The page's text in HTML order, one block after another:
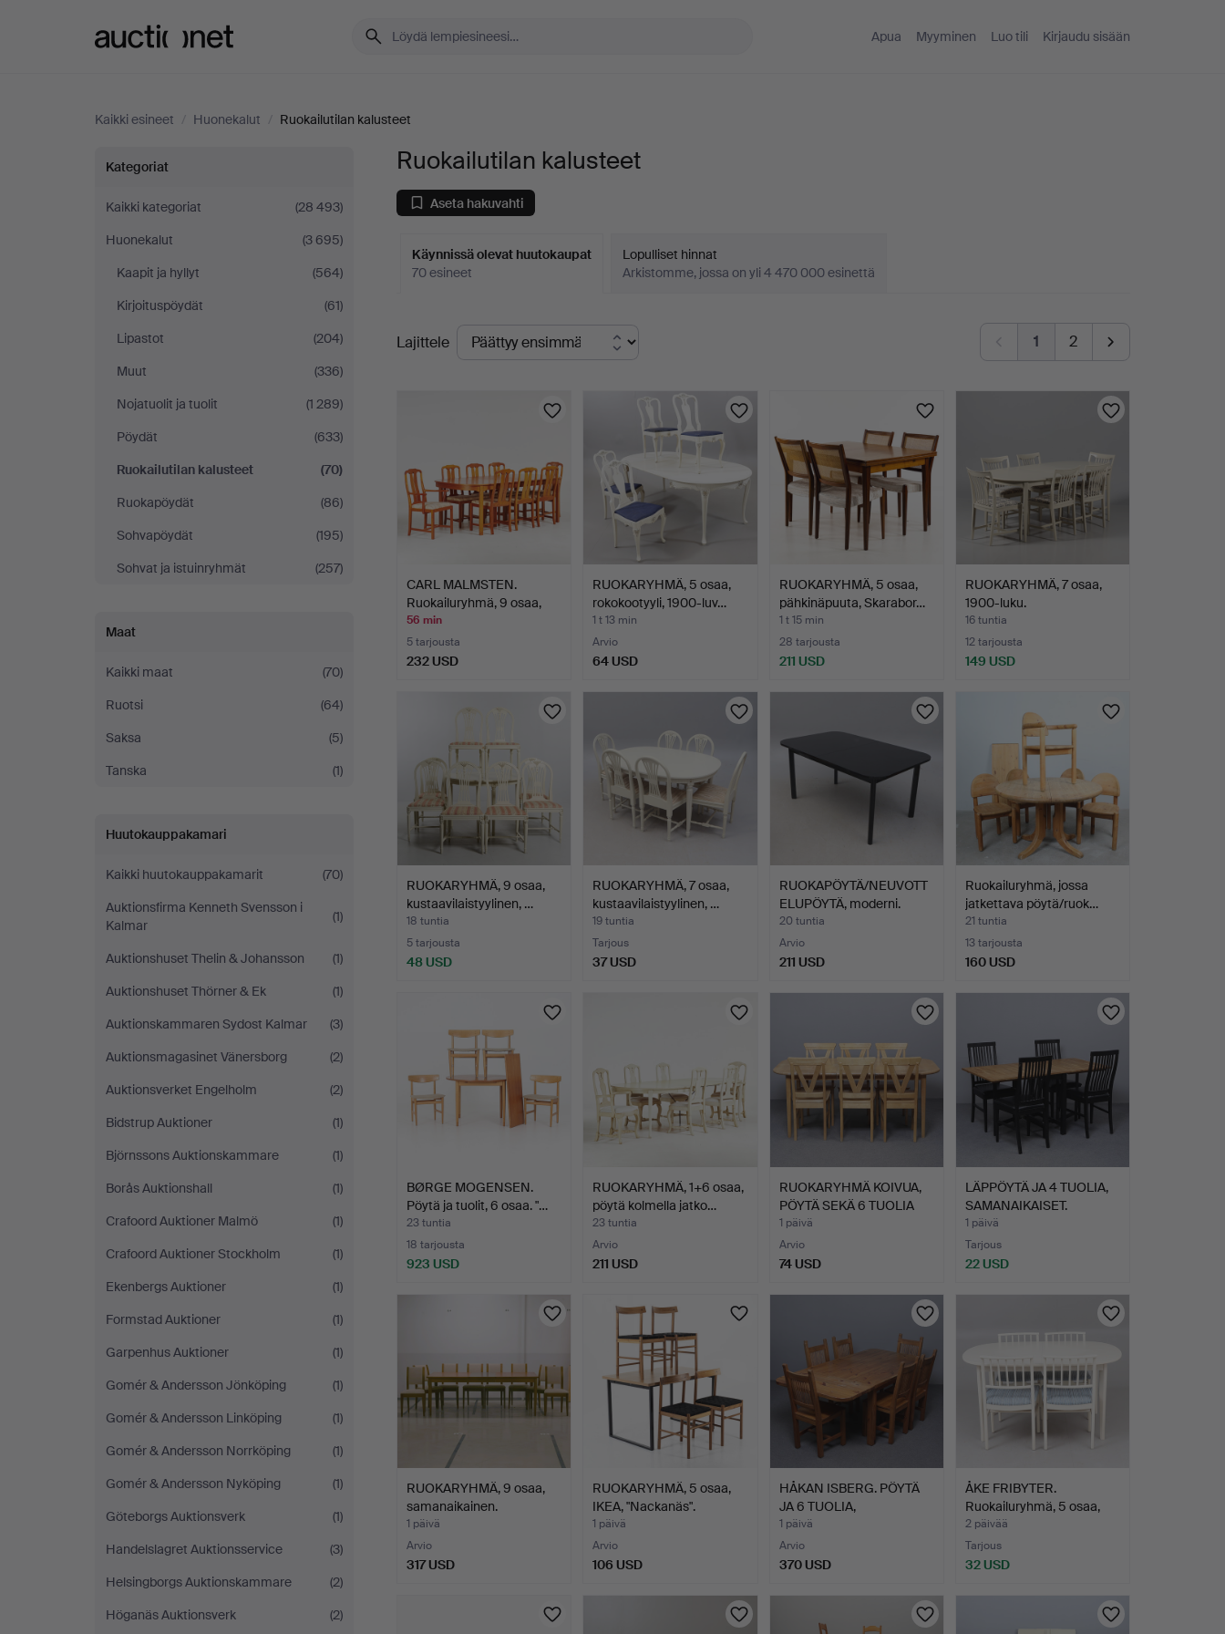
Apua Myyminen Luo tili Kirjaudu sisään
Kaikki esineet / Huonekalut / Ruokailutilan kalusteet
Ruokailutilan
kalusteet
Kategoriat
Kaikki kategoriat
(28 493)
Huonekalut
(3 695)
Kaapit ja hyllyt
(564)
Kirjoituspöydät
(61)
Lipastot
(204)
Muut
(336)
Nojatuolit ja tuolit
(1 289)
Pöydät
(633)
Ruokailutilan kalusteet
(70)
Ruokapöydät
(86)
Sohvapöydät
(195)
Sohvat ja istuinryhmät
(257)
Maat
Kaikki maat
(70)
Ruotsi
(64)
Saksa
(5)
Tanska
(1)
Huutokauppakamari
Kaikki huutokauppakamarit
(70)
Auktionsfirma Kenneth Svensson i
Kalmar
(1)
Auktionshuset Thelin & Johansson
(1)
Auktionshuset Thörner & Ek
(1)
Auktionskammaren Sydost Kalmar
(3)
Auktionsmagasinet Vänersborg
(2)
Auktionsverket Engelholm
(2)
Bidstrup Auktioner
(1)
Björnssons Auktionskammare
(1)
Borås Auktionshall
(1)
Crafoord Auktioner Malmö
(1)
Crafoord Auktioner Stockholm
(1)
Ekenbergs Auktioner
(1)
Formstad Auktioner
(1)
Garpenhus Auktioner
(1)
Gomér & Andersson Jönköping
(1)
Gomér & Andersson Linköping
(1)
Gomér & Andersson Norrköping
(1)
Gomér & Andersson Nyköping
(1)
Göteborgs Auktionsverk
(1)
Handelslagret Auktionsservice
(3)
Helsingborgs Auktionskammare
(2)
Höganäs Auktionsverk
(2)
Ruokailutilan kalusteet
Aseta hakuvahti
Käynnissä olevat huutokaupat
70 esineet
Lopulliset hinnat
Arkistomme, jossa on yli 4 470 000 esinettä
Käynnissä
olevat
Lajittele 1 2
CARL MALMSTEN.
Ruokailuryhmä, 9 osaa,
Åfor…
56 min
5 tarjousta
232 USD
RUOKARYHMÄ, 5 osaa,
rokokootyyli, 1900-luv…
1 t 13 min
Arvio
64 USD
RUOKARYHMÄ, 5 osaa,
pähkinäpuuta, Skarabor…
1 t 15 min
28 tarjousta
211 USD
RUOKARYHMÄ, 7 osaa,
1900-luku.
16 tuntia
12 tarjousta
149 USD
RUOKARYHMÄ, 9 osaa,
kustaavilaistyylinen, …
18 tuntia
5 tarjousta
48 USD
RUOKARYHMÄ, 7 osaa,
kustaavilaistyylinen, …
19 tuntia
Tarjous
37 USD
RUOKAPÖYTÄ/NEUVOTT
ELUPÖYTÄ, moderni.
20 tuntia
Arvio
211 USD
Ruokailuryhmä, jossa
jatkettava pöytä/ruok…
21 tuntia
13 tarjousta
160 USD
BØRGE MOGENSEN.
Pöytä ja tuolit, 6 osaa. "…
23 tuntia
18 tarjousta
923 USD
RUOKARYHMÄ, 1+6 osaa,
pöytä kolmella jatko…
23 tuntia
Arvio
211 USD
RUOKARYHMÄ KOIVUA,
PÖYTÄ SEKÄ 6 TUOLIA
(JA…
1 päivä
Arvio
74 USD
LÄPPÖYTÄ JA 4 TUOLIA,
SAMANAIKAISET.
1 päivä
Tarjous
22 USD
RUOKARYHMÄ, 9 osaa,
samanaikainen.
1 päivä
Arvio
317 USD
RUOKARYHMÄ, 5 osaa,
IKEA, "Nackanäs".
1 päivä
Arvio
106 USD
HÅKAN ISBERG. PÖYTÄ
JA 6 TUOLIA,
MÄNTY/SIN…
1 päivä
Arvio
370 USD
ÅKE FRIBYTER.
Ruokailuryhmä, 5 osaa,
Aktue…
2 päivää
Tarjous
32 USD